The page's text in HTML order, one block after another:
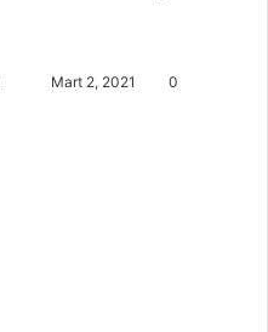
Mart 2, 2021 0